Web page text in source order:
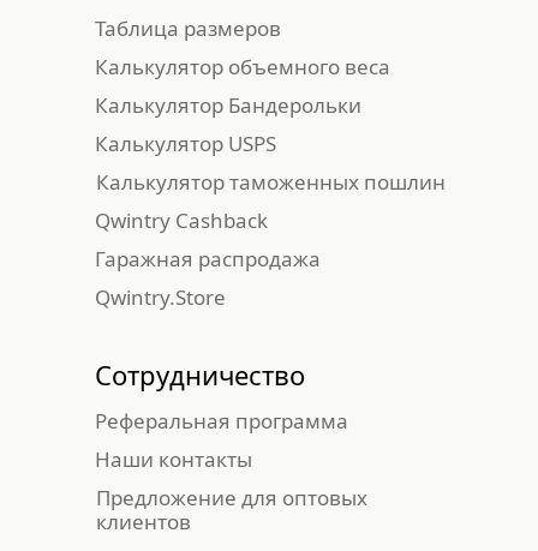
Калькулятор USPS
Qwintry.Store
Калькулятор таможенных пошлин
Qwintry Cashback
Калькулятор Бандерольки
Таблица размеров
Гаражная распродажа
Калькулятор объемного веса
Реферальная программа
Наши контакты
Сотрудничество
Предложение для оптовых
клиентов